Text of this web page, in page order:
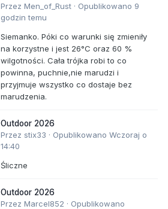
Przez Men_of_Rust · Opublikowano 9
godzin temu
Siemanko. Póki co warunki się zmieniły
na korzystne i jest 26°C oraz 60 %
wilgotności. Cała trójka robi to co
powinna, puchnie,nie marudzi i
przyjmuje wszystko co dostaje bez
marudzenia.
Outdoor 2026
Przez stix33 · Opublikowano Wczoraj o
14:40
Śliczne
Outdoor 2026
Przez Marcel852 · Opublikowano